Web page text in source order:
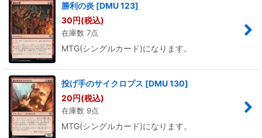
勝利の炎 [DMU 123]
30円(税込)
在庫数 7点
MTG(シングルカード)になります。
投げ手のサイクロプス [DMU 130]
20円(税込)
在庫数 9点
MTG(シングルカード)になります。